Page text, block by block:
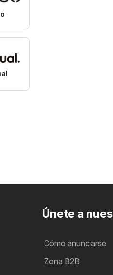
Únete a
Cómo anunciarse
Zona B2B